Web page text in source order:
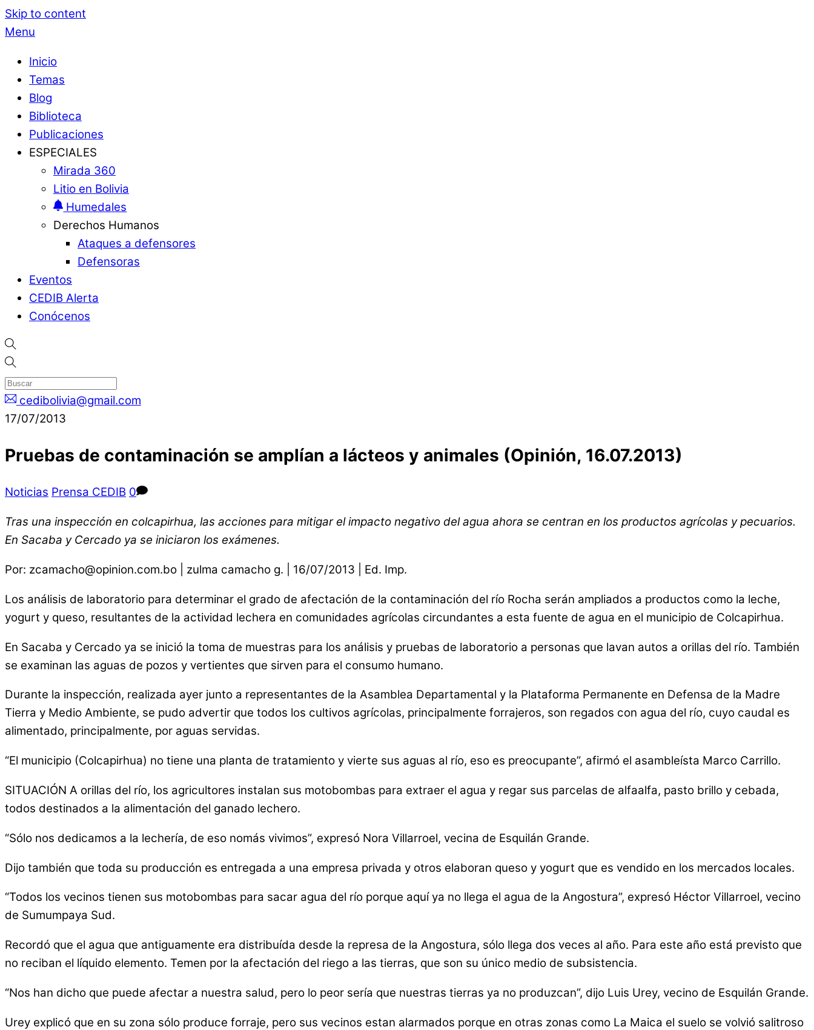
Skip to content
Menu
Inicio
Temas
Blog
Biblioteca
Publicaciones
ESPECIALES
Mirada 360
Litio en Bolivia
Humedales
Derechos Humanos
Ataques a defensores
Defensoras
Eventos
CEDIB Alerta
Conócenos
cedibolivia@gmail.com
17/07/2013
Pruebas de contaminación se amplían a lácteos y animales (Opinión, 16.07.2013)
Noticias Prensa CEDIB 0
Tras una inspección en colcapirhua, las acciones para mitigar el impacto negativo del agua ahora se centran en los productos agrícolas y pecuarios.
En Sacaba y Cercado ya se iniciaron los exámenes.
Por: zcamacho@opinion.com.bo | zulma camacho g. | 16/07/2013 | Ed. Imp.
Los análisis de laboratorio para determinar el grado de afectación de la contaminación del río Rocha serán ampliados a productos como la leche,
yogurt y queso, resultantes de la actividad lechera en comunidades agrícolas circundantes a esta fuente de agua en el municipio de Colcapirhua.
En Sacaba y Cercado ya se inició la toma de muestras para los análisis y pruebas de laboratorio a personas que lavan autos a orillas del río. También
se examinan las aguas de pozos y vertientes que sirven para el consumo humano.
Durante la inspección, realizada ayer junto a representantes de la Asamblea Departamental y la Plataforma Permanente en Defensa de la Madre
Tierra y Medio Ambiente, se pudo advertir que todos los cultivos agrícolas, principalmente forrajeros, son regados con agua del río, cuyo caudal es
alimentado, principalmente, por aguas servidas.
“El municipio (Colcapirhua) no tiene una planta de tratamiento y vierte sus aguas al río, eso es preocupante”, afirmó el asambleísta Marco Carrillo.
SITUACIÓN A orillas del río, los agricultores instalan sus motobombas para extraer el agua y regar sus parcelas de alfaalfa, pasto brillo y cebada,
todos destinados a la alimentación del ganado lechero.
“Sólo nos dedicamos a la lechería, de eso nomás vivimos”, expresó Nora Villarroel, vecina de Esquilán Grande.
Dijo también que toda su producción es entregada a una empresa privada y otros elaboran queso y yogurt que es vendido en los mercados locales.
“Todos los vecinos tienen sus motobombas para sacar agua del río porque aquí ya no llega el agua de la Angostura”, expresó Héctor Villarroel, vecino
de Sumumpaya Sud.
Recordó que el agua que antiguamente era distribuída desde la represa de la Angostura, sólo llega dos veces al año. Para este año está previsto que
no reciban el líquido elemento. Temen por la afectación del riego a las tierras, que son su único medio de subsistencia.
“Nos han dicho que puede afectar a nuestra salud, pero lo peor sería que nuestras tierras ya no produzcan”, dijo Luis Urey, vecino de Esquilán Grande.
Urey explicó que en su zona sólo produce forraje, pero sus vecinos estan alarmados porque en otras zonas como La Maica el suelo se volvió salitroso